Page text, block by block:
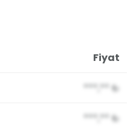
Fiyat
***,** ₺
***,** ₺